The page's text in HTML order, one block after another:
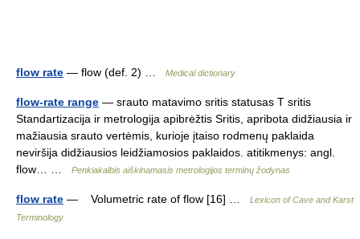
flow rate — flow (def. 2) … Medical dictionary
flow-rate range — srauto matavimo sritis statusas T sritis
Standartizacija ir metrologija apibrėžtis Sritis, apribota didžiausia ir
mažiausia srauto vertėmis, kurioje įtaiso rodmenų paklaida
neviršija didžiausios leidžiamosios paklaidos. atitikmenys: angl.
flow… …
Penkiakalbis aiškinamasis metrologijos terminų žodynas
flow rate — Volumetric rate of flow [16] …
Lexicon of Cave and Karst
Terminology